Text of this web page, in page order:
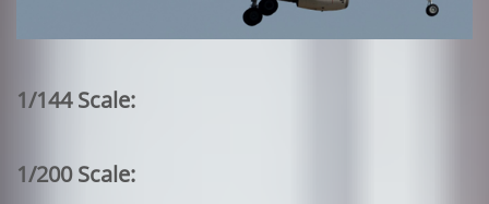
1/144 Scale:
1/200 Scale: